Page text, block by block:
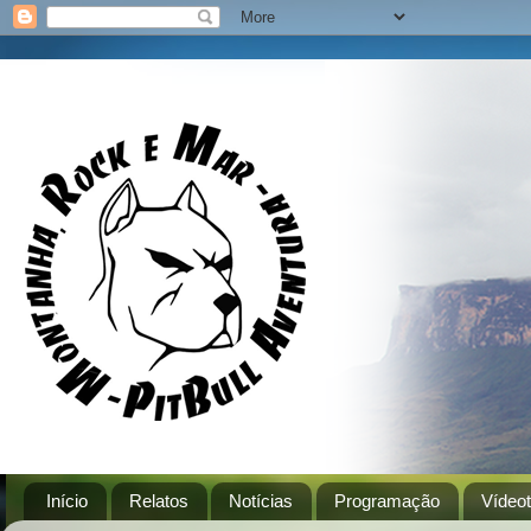
Início Relatos Notícias Programação